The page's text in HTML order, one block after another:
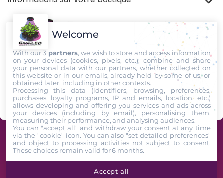
Rejoignez nous surTIKTOK,Youtube etFacebook!
Suivez-Nous
GrowLED - Équipe de passionnés horticoles à votre service depuis 2009 -
2026. All Rights Reserved
Welcome
With our 3 partners, we wish to store and access information
on your devices (cookies, pixels, etc.), combine and share
your personal data with our partners, whether collected on
this website or in our emails, already held by some of us, or
obtained later, including in other contexts.
Processing this data (identifiers, browsing, preferences,
purchases, loyalty programs, IP and emails, location, etc.)
allows developing and offering you services and ads across
your devices (including by email), personalising them,
measuring their performance, and analysing audiences.
You can "accept all" and withdraw your consent at any time
via the "cookie" icon. You can also "set detailed preferences"
and object to processing activities not subject to consent.
These choices remain valid for 6 months.
Accept all